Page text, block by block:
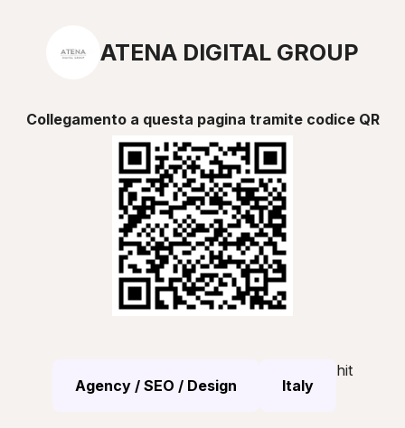
ATENA DIGITAL GROUP
Collegamento a questa pagina tramite codice QR
Agency / SEO / Design Italy
hit